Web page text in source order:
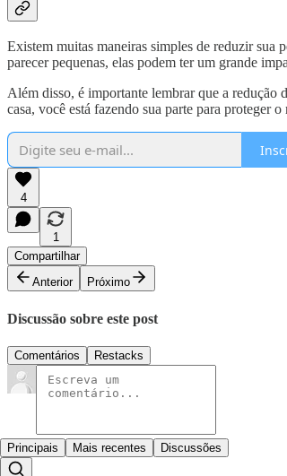
Existem muitas maneiras simples de reduzir sua
parecer pequenas, elas podem ter um grande
Além disso, é importante lembrar que a redução
casa, você está fazendo sua parte para proteger
4
1
Compartilhar
Anterior
Próximo
Discussão sobre este post
Comentários Restacks
Principais Mais recentes Discussões